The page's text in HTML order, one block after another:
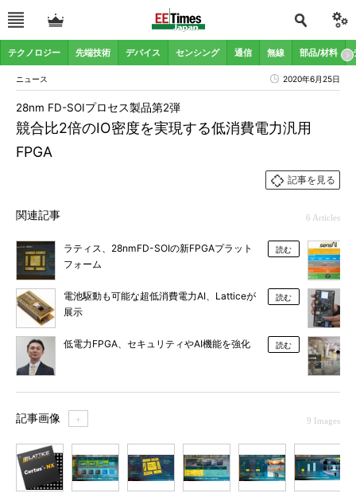
テクノロジー 先端技術 デバイス センシング 通信 無線 部品/材料
ニュース 2020年6月25日
競合比2倍のIO密度を実現する低消費電力汎用
FPGA
28nm FD-SOIプロセス製品第2弾
記事を見る
関連記事 6 Articles
ラティス、28nmFD-SOIの新FPGAプラット
フォーム
読む
電池駆動も可能な超低消費電力AI、Latticeが
展示
読む
低電力FPGA、セキュリティやAI機能を強化 読む
記事画像 ＋ 9 Images